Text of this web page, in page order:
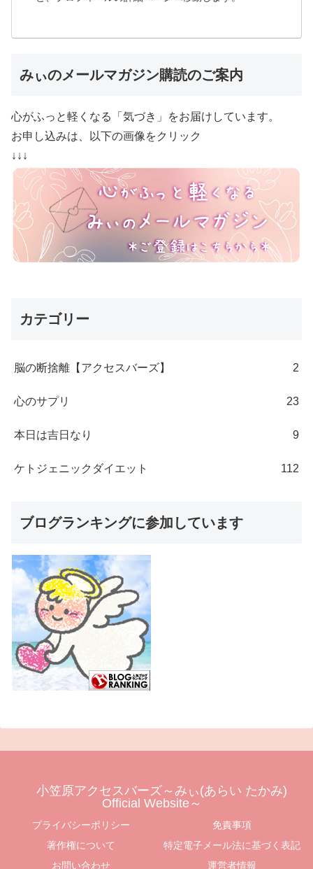
みぃのメールマガジン購読のご案内
心がふっと軽くなる「気づき」をお届けしています。
お申し込みは、以下の画像をクリック
↓↓↓
カテゴリー
脳の断捨離【アクセスバーズ】 2
心のサプリ 23
本日は吉日なり 9
ケトジェニックダイエット 112
ブログランキングに参加しています
小笠原アクセスバーズ～みぃ(あらい たかみ)
Official Website～
プライバシーポリシー
免責事項
著作権について
特定電子メール法に基づく表記
お問い合わせ
運営者情報